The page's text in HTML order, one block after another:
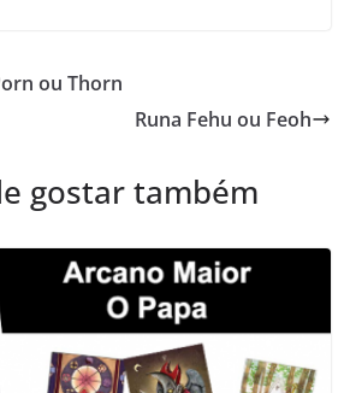
ou Thorn
Runa Fehu ou Feoh
gostar também